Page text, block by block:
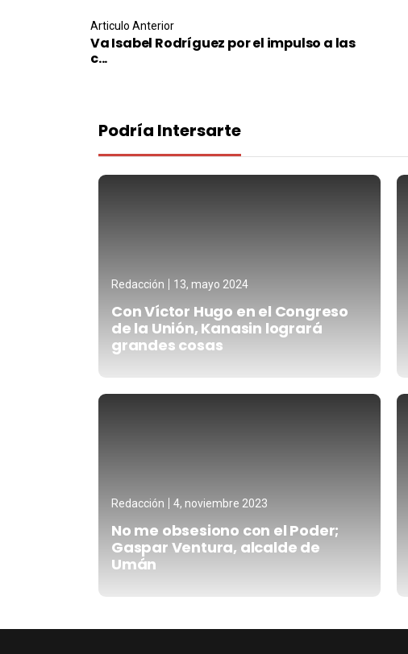
Post navigation
Articulo Anterior
Va Isabel Rodríguez por el impulso a las
c...
Podría Intersarte
Redacción 13, mayo 2024
Con Víctor Hugo en el Congreso
de la Unión, Kanasin logrará
grandes cosas
Redacción 4, noviembre 2023
No me obsesiono con el Poder;
Gaspar Ventura, alcalde de
Umán